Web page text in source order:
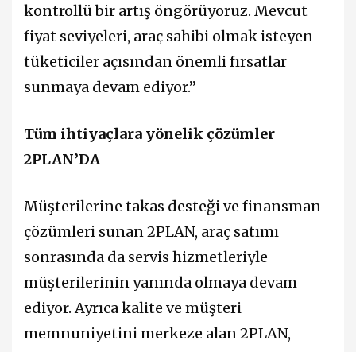
kontrollü bir artış öngörüyoruz. Mevcut
fiyat seviyeleri, araç sahibi olmak isteyen
tüketiciler açısından önemli fırsatlar
sunmaya devam ediyor.”
Tüm ihtiyaçlara yönelik çözümler
2PLAN’DA
Müşterilerine takas desteği ve finansman
çözümleri sunan 2PLAN, araç satımı
sonrasında da servis hizmetleriyle
müşterilerinin yanında olmaya devam
ediyor. Ayrıca kalite ve müşteri
memnuniyetini merkeze alan 2PLAN,